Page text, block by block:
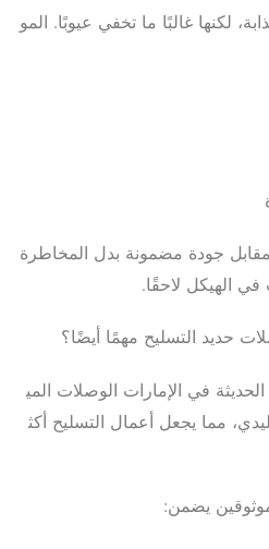
لكنها غالبًا ما تخفي عيوبًا. المو
جودة مضمونة بدل المخاطرة
الهيكل لاحقًا.
حديد التسليح مهمًا أيضًا؟
في الإمارات الوصلات المي
مما يجعل أعمال التسليح أكث
يضمن: